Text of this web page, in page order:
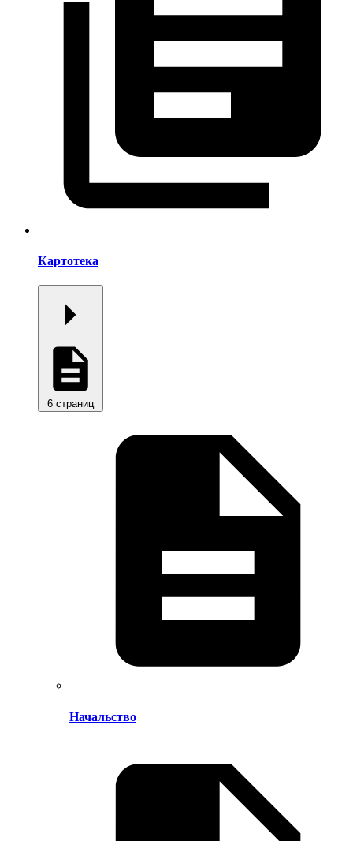
Картотека
6 страниц
Начальство